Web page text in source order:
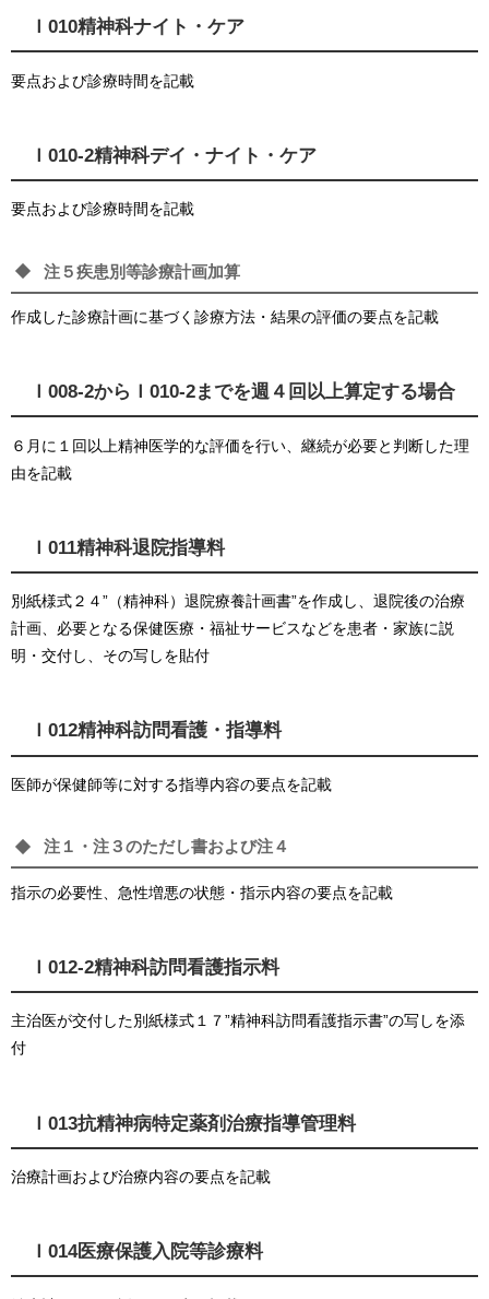
Ｉ010精神科ナイト・ケア
要点および診療時間を記載
Ｉ010-2精神科デイ・ナイト・ケア
要点および診療時間を記載
注５疾患別等診療計画加算
作成した診療計画に基づく診療方法・結果の評価の要点を記載
Ｉ008-2からＩ010-2までを週４回以上算定する場合
６月に１回以上精神医学的な評価を行い、継続が必要と判断した理
由を記載
Ｉ011精神科退院指導料
別紙様式２４”（精神科）退院療養計画書”を作成し、退院後の治療
計画、必要となる保健医療・福祉サービスなどを患者・家族に説
明・交付し、その写しを貼付
Ｉ012精神科訪問看護・指導料
医師が保健師等に対する指導内容の要点を記載
注１・注３のただし書および注４
指示の必要性、急性増悪の状態・指示内容の要点を記載
Ｉ012-2精神科訪問看護指示料
主治医が交付した別紙様式１７”精神科訪問看護指示書”の写しを添
付
Ｉ013抗精神病特定薬剤治療指導管理料
治療計画および治療内容の要点を記載
Ｉ014医療保護入院等診療料